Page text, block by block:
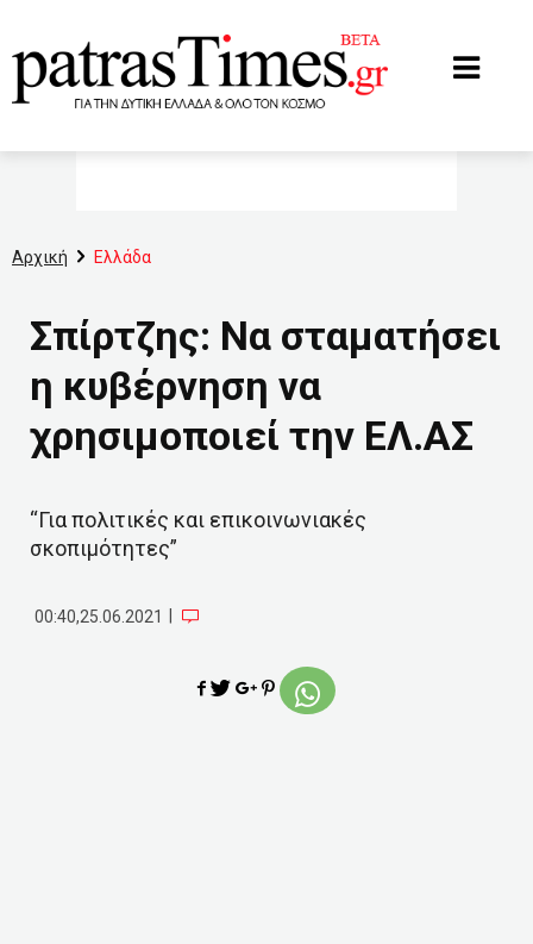
Αρχική Ελλάδα
Σπίρτζης: Να σταματήσει
η κυβέρνηση να
χρησιμοποιεί την ΕΛ.ΑΣ
“Για πολιτικές και επικοινωνιακές
σκοπιμότητες”
00:40,25.06.2021